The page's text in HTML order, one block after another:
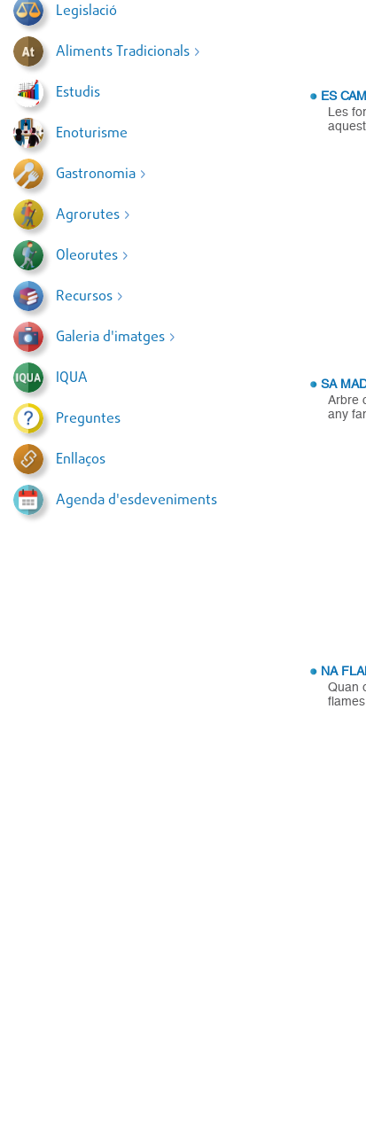
Legislació
Aliments Tradicionals
Estudis
Enoturisme
Gastronomia
Agrorutes
Oleorutes
Recursos
Galeria d'imatges
IQUA
Preguntes
Enllaços
Agenda d'esdeveniments
ES
Les
SA
Arbre
any
NA
Quan